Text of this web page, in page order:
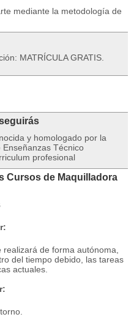
mediante la metodología de
MATRÍCULA GRATIS.
y homologado por la
Enseñanzas Técnico
profesional
Cursos de Maquilladora
de forma autónoma,
del tiempo debido, las tareas
actuales.